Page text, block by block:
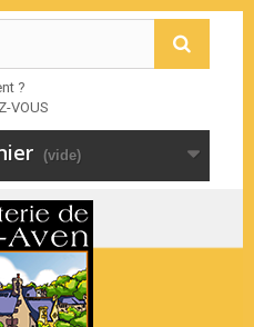
?
VOUS
(vide)